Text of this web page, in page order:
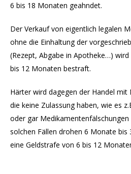
6 bis 18 Monaten geahndet.
Der Verkauf von eigentlich legalen
ohne die Einhaltung der
(Rezept, Abgabe in Apotheke…)
bis 12 Monaten bestraft.
Härter wird dagegen der Handel
die keine Zulassung haben, wie es
oder gar Medikamentenfälschungen
solchen Fällen drohen 6 Monate bis
eine Geldstrafe von 6 bis 12